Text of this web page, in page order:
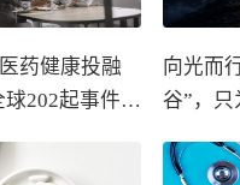
药健康投融
202起事件、
吸金564亿
向光而
谷”，